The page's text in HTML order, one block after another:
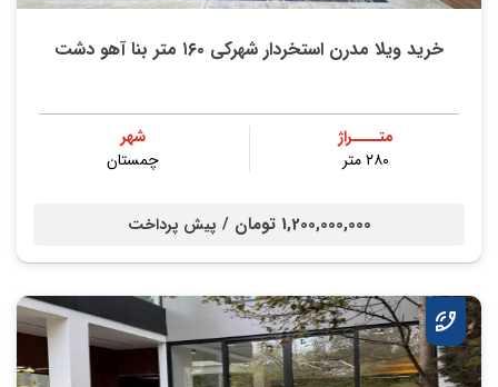
خرید ویلا مدرن استخردار شهرکی ۱۶۰ متر بنا آهو دشت
متــــراژ
۲۸۰ متر
شهر
چمستان
1,200,000,000 تومان / پیش پرداخت